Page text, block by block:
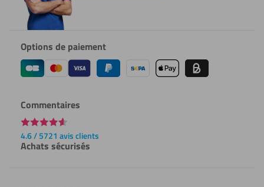
Options de paiement
Commentaires
4.6 / 5721 avis clients
Achats sécurisés